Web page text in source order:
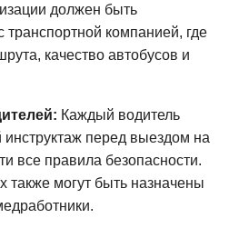
должен быть
компанией, где
качество автобусов и
Каждый водитель
инструктаж перед выездом на
все правила безопасности.
также могут быть назначены